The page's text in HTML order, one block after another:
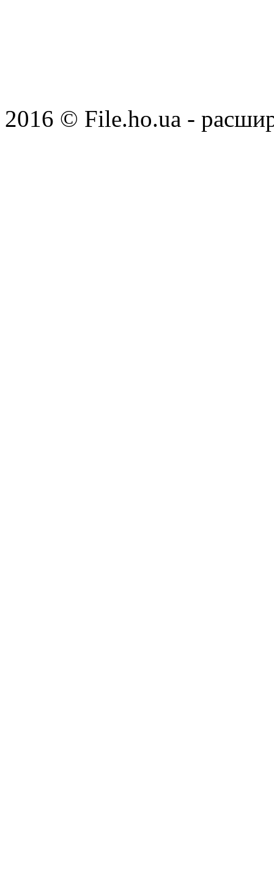
2016 © File.ho.ua -